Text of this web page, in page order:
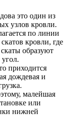
это один из
узлов кровли.
по линии
кровли, где
образуют
приходится
дождевая и
малейшая
или
нижней